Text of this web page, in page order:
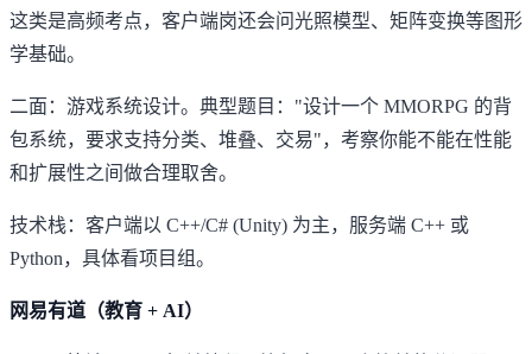
这类是高频考点，客户端岗还会问光照模型、矩阵变换等图形
学基础。
二面：游戏系统设计。典型题目："设计一个 MMORPG 的背
包系统，要求支持分类、堆叠、交易"，考察你能不能在性能
和扩展性之间做合理取舍。
技术栈：客户端以 C++/C# (Unity) 为主，服务端 C++ 或
Python，具体看项目组。
网易有道（教育 + AI）